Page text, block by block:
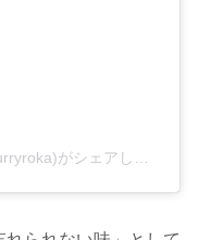
spicy curry 魯珈 ～ろか～(@spicycurryroka)がシェアした投稿